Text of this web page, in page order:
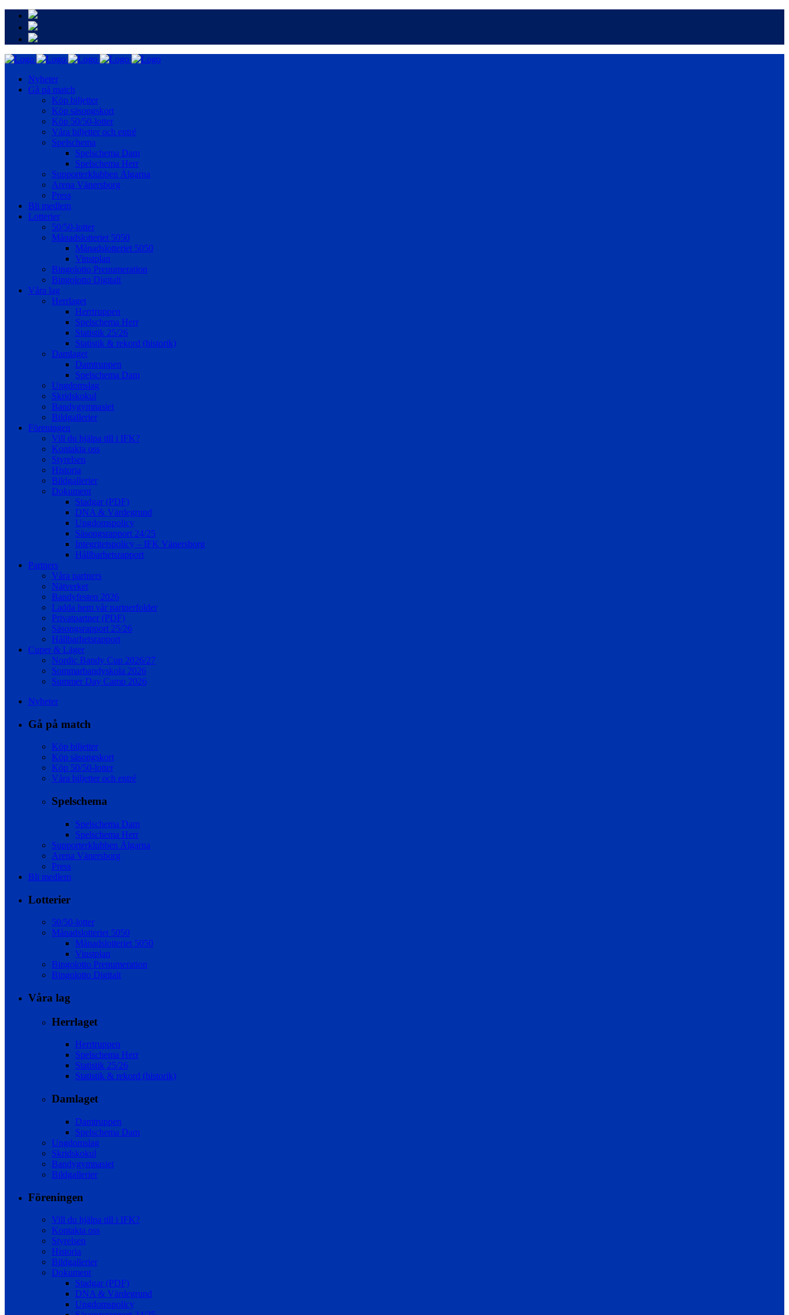
Nyheter
Gå på match
Köp biljetter
Köp säsongskort
Köp 50/50-lotter
Våra biljetter och entré
Spelschema
Spelschema Dam
Spelschema Herr
Supporterklubben Älgarna
Arena Vänersborg
Press
Bli medlem
Lotterier
50/50-lotter
Månadslotteriet 5050
Månadslotteriet 5050
Vinstplan
Bingolotto Prenumeration
Bingolotto Digitalt
Våra lag
Herrlaget
Herrtruppen
Spelschema Herr
Statistik 25/26
Statistik & rekord (historik)
Damlaget
Damtruppen
Spelschema Dam
Ungdomslag
Skridskokul
Bandygymnasiet
Bildgallerier
Föreningen
Vill du hjälpa till i IFK?
Kontakta oss
Styrelsen
Historia
Bildgallerier
Dokument
Stadgar (PDF)
DNA & Värdegrund
Ungdomspolicy
Säsongsrapport 24/25
Integritetspolicy – IFK Vänersborg
Hållbarhetsrapport
Partners
Våra partners
Nätverket
Bandyfesten 2026
Ladda hem vår partnerfolder
Privatpartner (PDF)
Säsongsrapport 25/26
Hållbarhetsrapport
Cuper & Läger
Nordic Bandy Cup 2026/27
Sommarbandyskola 2026
Summer Day Camp 2026
Nyheter
Gå på match
Köp biljetter
Köp säsongskort
Köp 50/50-lotter
Våra biljetter och entré
Spelschema
Spelschema Dam
Spelschema Herr
Supporterklubben Älgarna
Arena Vänersborg
Press
Bli medlem
Lotterier
50/50-lotter
Månadslotteriet 5050
Månadslotteriet 5050
Vinstplan
Bingolotto Prenumeration
Bingolotto Digitalt
Våra lag
Herrlaget
Herrtruppen
Spelschema Herr
Statistik 25/26
Statistik & rekord (historik)
Damlaget
Damtruppen
Spelschema Dam
Ungdomslag
Skridskokul
Bandygymnasiet
Bildgallerier
Föreningen
Vill du hjälpa till i IFK?
Kontakta oss
Styrelsen
Historia
Bildgallerier
Dokument
Stadgar (PDF)
DNA & Värdegrund
Ungdomspolicy